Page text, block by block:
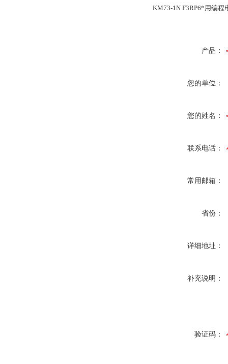
KM73-1N F3RP6*用编程
产品：
您的单位：
您的姓名：
联系电话：
常用邮箱：
省份：
详细地址：
补充说明：
验证码：